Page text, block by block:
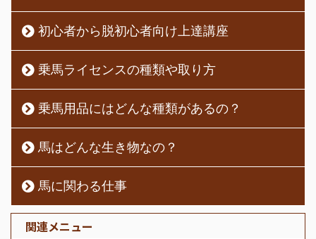
初心者から脱初心者向け上達講座
乗馬ライセンスの種類や取り方
乗馬用品にはどんな種類があるの？
馬はどんな生き物なの？
馬に関わる仕事
関連メニュー